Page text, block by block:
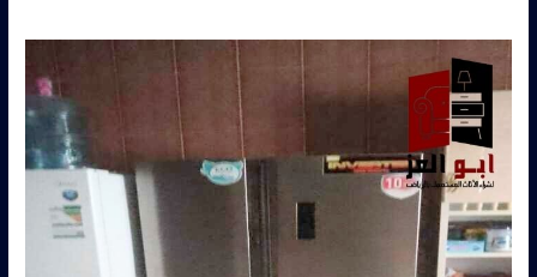
فريزرات
وثلاجات
مطاعم
مستعملة
شرق
الرياض
–
كاش
0560485279